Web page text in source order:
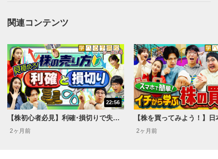
再生位置を示しています。再生したい位置をクリック
するとその位置から動画が再生されます。
6
再生ボタン
動画が再生または一時停止します。
7
音量調整
スライダーを上下すると音量が調整できます。
スマートフォンで視聴の場合は端末の音量調節ボタンを利用
関連コンテンツ
22:56
【株初心者必見】利確･損切りで失敗しない！億トレーダーに学ぶ売買の思考法＜資産運用！学べる予備校 Season4#3＞
2ヶ月前 2ヶ月前